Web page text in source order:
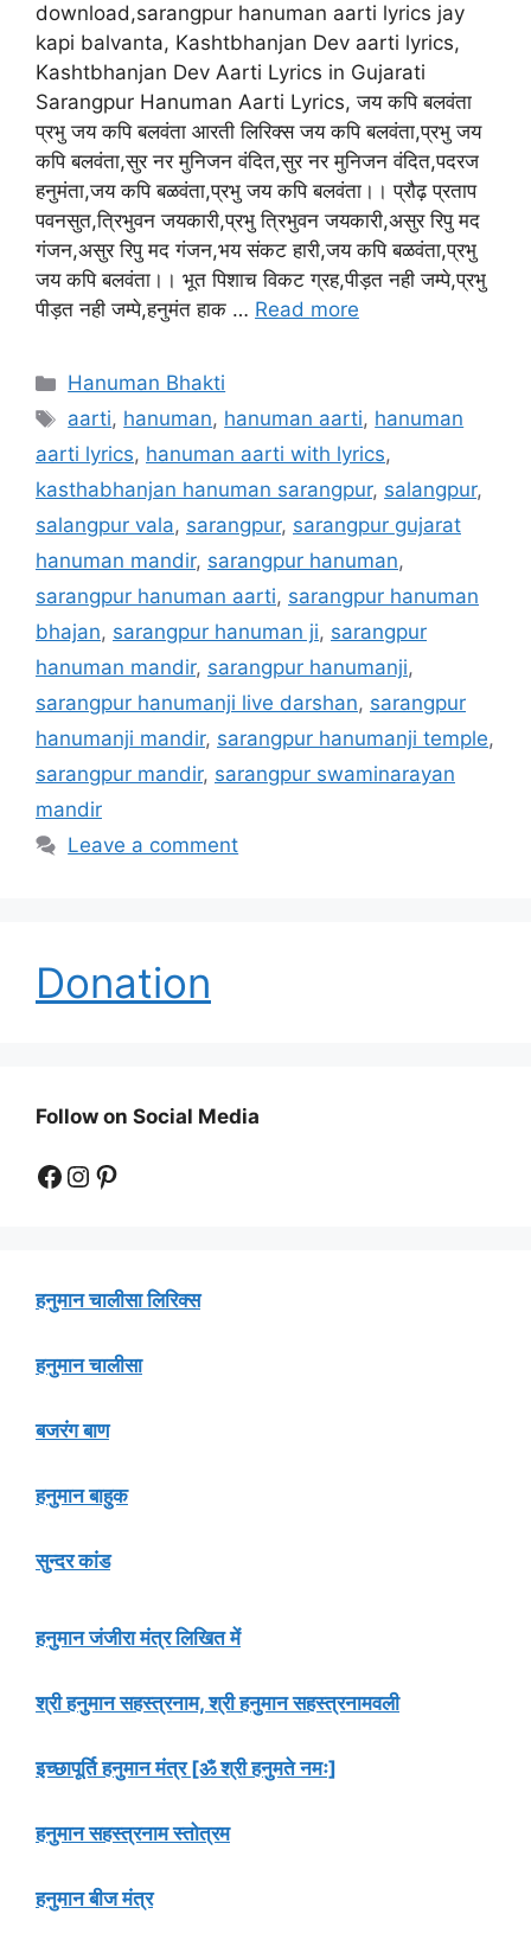
download,sarangpur hanuman aarti lyrics jay
kapi balvanta, Kashtbhanjan Dev aarti lyrics,
Kashtbhanjan Dev Aarti Lyrics in Gujarati
Sarangpur Hanuman Aarti Lyrics, जय कपि बलवंता
प्रभु जय कपि बलवंता आरती लिरिक्स जय कपि बलवंता,प्रभु जय
कपि बलवंता,सुर नर मुनिजन वंदित,सुर नर मुनिजन वंदित,पदरज
हनुमंता,जय कपि बळवंता,प्रभु जय कपि बलवंता।। प्रौढ़ प्रताप
पवनसुत,त्रिभुवन जयकारी,प्रभु त्रिभुवन जयकारी,असुर रिपु मद
गंजन,असुर रिपु मद गंजन,भय संकट हारी,जय कपि बळवंता,प्रभु
जय कपि बलवंता।। भूत पिशाच विकट ग्रह,पीड़त नही जम्पे,प्रभु
पीड़त नही जम्पे,हनुमंत हाक … Read more
Categories
Hanuman Bhakti
Tags
aarti, hanuman, hanuman aarti, hanuman
aarti lyrics, hanuman aarti with lyrics,
kasthabhanjan hanuman sarangpur, salangpur,
salangpur vala, sarangpur, sarangpur gujarat
hanuman mandir, sarangpur hanuman,
sarangpur hanuman aarti, sarangpur hanuman
bhajan, sarangpur hanuman ji, sarangpur
hanuman mandir, sarangpur hanumanji,
sarangpur hanumanji live darshan, sarangpur
hanumanji mandir, sarangpur hanumanji temple,
sarangpur mandir, sarangpur swaminarayan
mandir
Leave a comment
Donation
Follow on Social Media
Facebook
Instagram
Pinterest
हनुमान चालीसा लिरिक्स
हनुमान चालीसा
बजरंग बाण
हनुमान बाहुक
सुन्दर कांड
हनुमान जंजीरा मंत्र लिखित में
श्री हनुमान सहस्त्रनाम, श्री हनुमान सहस्त्रनामवली
इच्छापूर्ति हनुमान मंत्र [ॐ श्री हनुमते नमः]
हनुमान सहस्त्रनाम स्तोत्रम
हनुमान बीज मंत्र